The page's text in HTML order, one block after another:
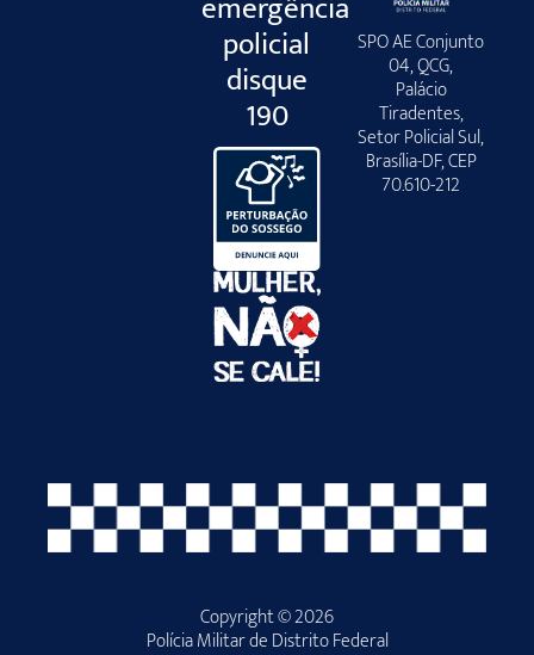
policial
disque
190
SPO AE Conjunto
04, QCG,
Palácio
Tiradentes,
Setor Policial Sul,
Brasília-DF, CEP
70.610-212
Copyright © 2026
Polícia Militar de Distrito Federal